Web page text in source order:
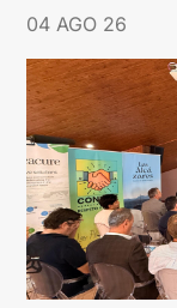
04 AGO 26